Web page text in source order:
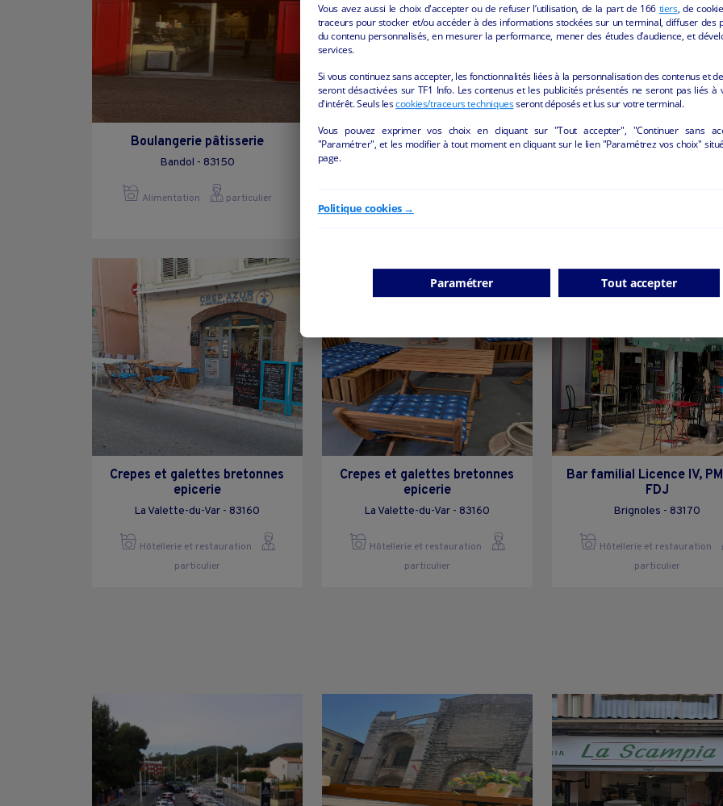
Boulangerie pâtisserie
Bandol - 83150
Alimentation particulier
Restaurant
particulier
A VENDRE FOND DE
Crepes et galettes bretonnes
epicerie
La Valette-du-Var - 83160
Hôtellerie et restauration
particulier
Crepes et galettes bretonnes
epicerie
La Valette-du-Var - 83160
Hôtellerie et restauration
particulier
Bar familial Licence IV,
FDJ
Brignoles - 83170
Hôtellerie et restauration
particulier
Vous avez aussi le choix d'accepter ou de refuser l’utilisation, de la part de 166 tiers, de
traceurs pour stocker et/ou accéder à des informations stockées sur un terminal, diffuser des
du contenu personnalisés, en mesurer la performance, mener des études d’audience, et
services.
Si vous continuez sans accepter, les fonctionnalités liées à la personnalisation des contenus et
seront désactivées sur TF1 Info. Les contenus et les publicités présentés ne seront pas liés à
d'intérêt. Seuls lescookies/traceurs techniquesseront déposés et lus sur votre terminal.
Vous pouvez exprimer vos choix en cliquant sur "Tout accepter", "Continuer sans
"Paramétrer", et les modifier à tout moment en cliquant sur le lien "Paramétrez vos choix"
page.
Politique cookies →
Paramétrer Tout accepter